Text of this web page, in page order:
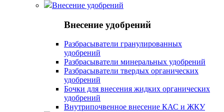
Внесение удобрений
Внесение удобрений
Разбрасыватели гранулированных
удобрений
Разбрасыватели минеральных удобрений
Разбрасыватели твердых органических
удобрений
Бочки для внесения жидких органических
удобрений
Внутрипочвенное внесение КАС и ЖКУ